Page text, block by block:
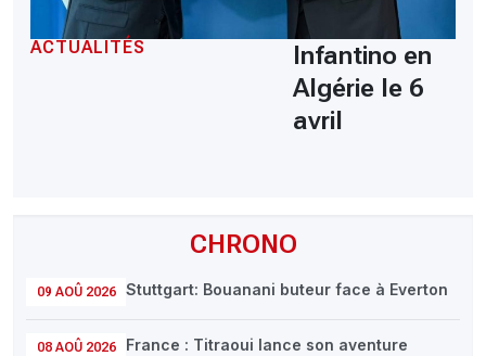
CHRONO
09 AOÛ 2026 Stuttgart: Bouanani buteur face à Everton
08 AOÛ 2026
France : Titraoui lance son aventure
ACTUALITÉS
Infantino en
Algérie le 6
avril